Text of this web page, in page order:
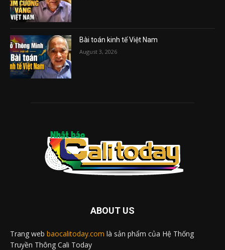
Bài toán kinh tế Việt Nam
August 3, 2026
ABOUT US
Trang web baocalitoday.com là sản phẩm của Hệ Thống
Truyền Thông Cali Today